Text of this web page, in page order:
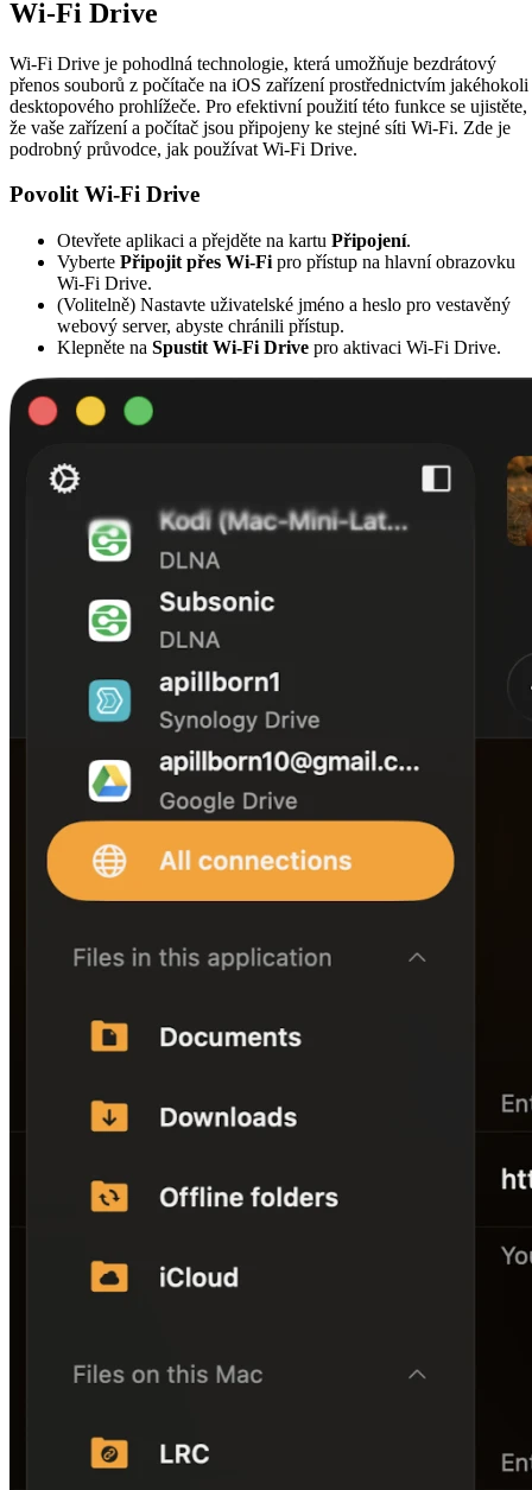
Wi-Fi Drive
Wi-Fi Drive je pohodlná technologie, která umožňuje bezdrátový
přenos souborů z počítače na iOS zařízení prostřednictvím jakéhokoli
desktopového prohlížeče. Pro efektivní použití této funkce se ujistěte,
že vaše zařízení a počítač jsou připojeny ke stejné síti Wi-Fi. Zde je
podrobný průvodce, jak používat Wi-Fi Drive.
Povolit Wi-Fi Drive
Otevřete aplikaci a přejděte na kartu Připojení.
Vyberte Připojit přes Wi-Fi pro přístup na hlavní obrazovku
Wi-Fi Drive.
(Volitelně) Nastavte uživatelské jméno a heslo pro vestavěný
webový server, abyste chránili přístup.
Klepněte na Spustit Wi-Fi Drive pro aktivaci Wi-Fi Drive.